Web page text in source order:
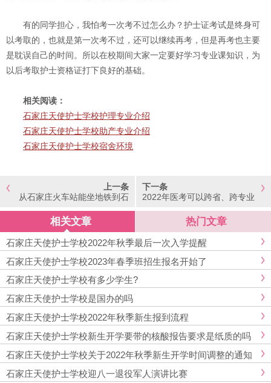
有的同学担心，我怕考一次考不过怎么办？护士证考试是终身可
以考取的，也就是第一次考不过，还可以继续再考，但是再考也主要
是耽误自己的时间。所以在校期间大家一定要好学习专业课知识，为
以后考取护士资格证打下良好的基础。
相关阅读：
石家庄天使护士学校护理专业介绍
石家庄天使护士学校助产专业介绍
石家庄天使护士学校宿舍环境
上一条
从石家庄火车站能坐地铁到石
下一条
2022年医考可以跨省、跨专业
相关文章 热门文章
石家庄天使护士学校2022年秋季最后一次入学提醒
石家庄天使护士学校2023年春季班招生报名开始了
石家庄天使护士学校有多少学生?
石家庄天使护士学校是国办的吗
石家庄天使护士学校2022年秋季新生报到流程
石家庄天使护士学校新生开学要带的核酸报告要求是纸质的吗
石家庄天使护士学校关于2022年秋季新生开学时间调整的通知
石家庄天使护士学校迎八一退役军人演讲比赛